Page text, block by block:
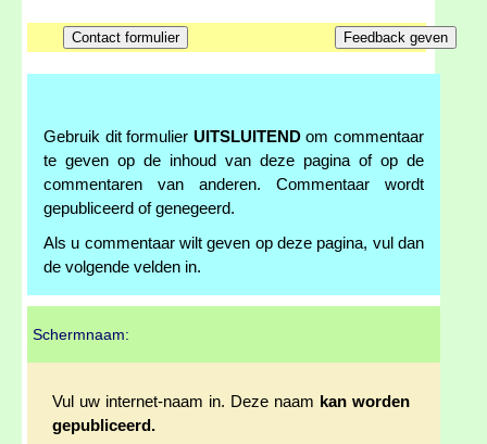
Gebruik dit formulier UITSLUITENDom commentaar
te geven op de inhoud van deze pagina of op de
commentaren van anderen. Commentaar wordt
gepubliceerd of genegeerd.
Als u commentaar wilt geven op deze pagina, vul dan
de volgende velden in.
Schermnaam:
Vul uw internet-naam in. Deze naam kan worden
gepubliceerd.